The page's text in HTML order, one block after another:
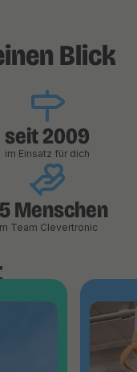
Blick
seit 2009
im Einsatz für dich
Menschen
Team Clevertronic